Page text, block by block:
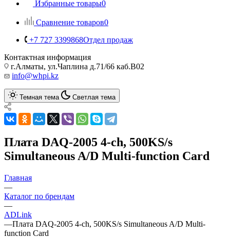
Избранные товары0
Сравнение товаров0
+7 727 3399868Отдел продаж
Контактная информация
г.Алматы, ул.Чаплина д.71/66 каб.B02
info@whpi.kz
Темная тема Светлая тема
Плата DAQ-2005 4-ch, 500KS/s
Simultaneous A/D Multi-function Card
Главная
—
Каталог по брендам
—
ADLink
—Плата DAQ-2005 4-ch, 500KS/s Simultaneous A/D Multi-
function Card